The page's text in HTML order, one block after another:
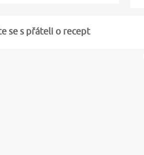
se s přáteli o recept